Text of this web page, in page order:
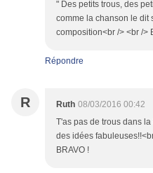
" Des petits trous, des
comme la chanson le dit
composition<br /> <br />
Répondre
R Ruth 08/03/2016 00:42
T'as pas de trous dans
des idées
BRAVO !